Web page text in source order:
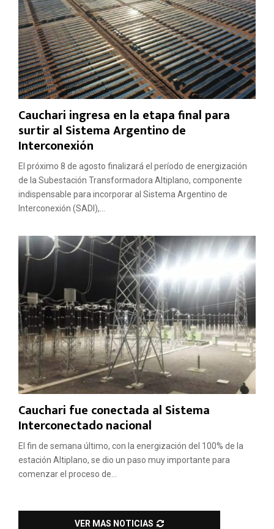
Cauchari ingresa en la etapa final para
surtir al Sistema Argentino de
Interconexión
El próximo 8 de agosto finalizará el período de energización
de la Subestación Transformadora Altiplano, componente
indispensable para incorporar al Sistema Argentino de
Interconexión (SADI),...
Cauchari fue conectada al Sistema
Interconectado nacional
El fin de semana último, con la energización del 100% de la
estación Altiplano, se dio un paso muy importante para
comenzar el proceso de...
VER MAS NOTICIAS